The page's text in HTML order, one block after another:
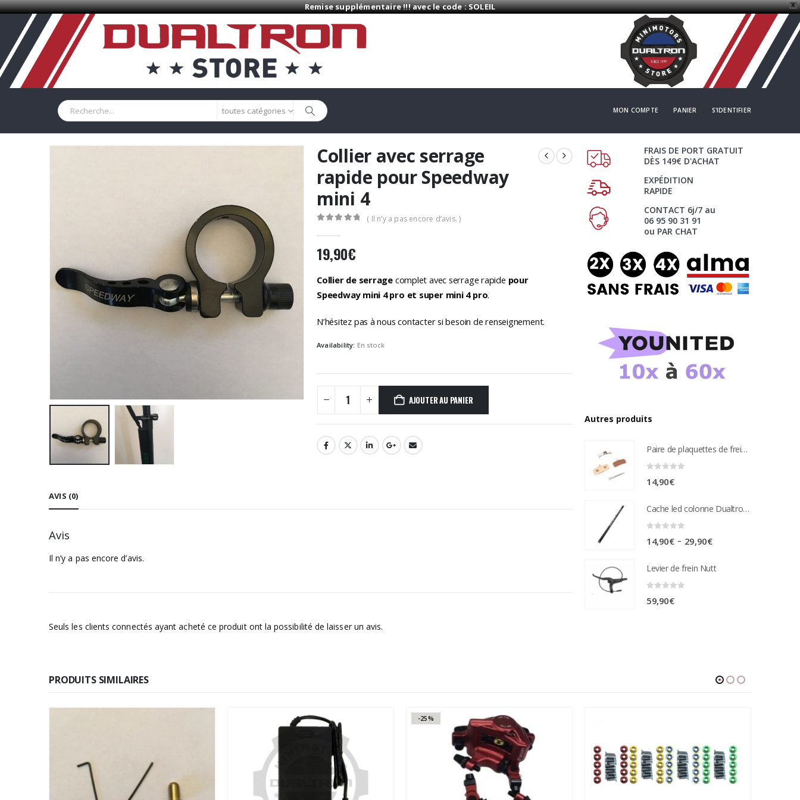
X
Remise supplémentaire !!! avec le code : SOLEIL
toutes catégories MON COMPTE PANIER S'IDENTIFIER
Collier avec serrage
rapide pour Speedway
mini 4
( Il n’y a pas encore d’avis. )
19,90€
Collier de serrage complet avec serrage rapide pour
Speedway mini 4 pro et super mini 4 pro.
N’hésitez pas à nous contacter si besoin de renseignement.
Availability: En stock
AJOUTER AU PANIER
AVIS (0)
Avis
Il n’y a pas encore d’avis.
Seuls les clients connectés ayant acheté ce produit ont la possibilité de laisser un avis.
FRAIS DE PORT GRATUIT
DÈS 149€ D'ACHAT
EXPÉDITION
RAPIDE
CONTACT 6j/7 au
06 95 90 31 91
ou PAR CHAT
Autres produits
Paire de plaquettes de frein métal frité Compatible étrier de freins nutt 4 pistons
14,90€
Cache led colonne Dualtron Victor
14,90€ – 29,90€Plage
prix :
Levier de frein Nutt
59,90€
PRODUITS SIMILAIRES
-25%